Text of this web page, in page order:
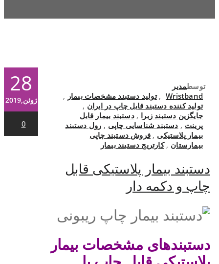
28
ژوئن,2019
0
توسطمدیر
Wristband
,تولید دستبند مشخصات بیمار ,
تولید کننده دستبند قابل چاپ در ایران ,
جایگزین دستبند زبرا ,دستبند بیمار قابل
پرینت , دستبند شناسایی چاپی , رول دستبند
بیمار پلاستیکی ,فروش دستبند چاپی
بیمارستان ,کارتریج دستبند بیمار
دستبند بیمار پلاستیکی قابل
چاپ و دکمه دار
دستبندهای مشخصات بیمار